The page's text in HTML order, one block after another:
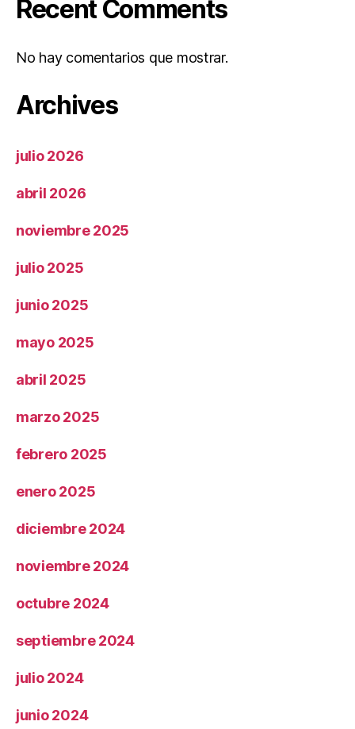
Recent Comments
No hay comentarios que mostrar.
Archives
julio 2026
abril 2026
noviembre 2025
julio 2025
junio 2025
mayo 2025
abril 2025
marzo 2025
febrero 2025
enero 2025
diciembre 2024
noviembre 2024
octubre 2024
septiembre 2024
julio 2024
junio 2024